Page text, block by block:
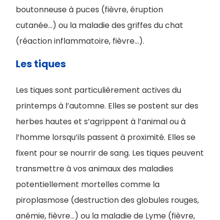
boutonneuse à puces (fièvre, éruption
cutanée...) ou la maladie des griffes du chat
(réaction inflammatoire, fièvre...).
Les tiques
Les tiques sont particulièrement actives du
printemps à l’automne. Elles se postent sur des
herbes hautes et s’agrippent à l’animal ou à
l’homme lorsqu’ils passent à proximité. Elles se
fixent pour se nourrir de sang. Les tiques peuvent
transmettre à vos animaux des maladies
potentiellement mortelles comme la
piroplasmose (destruction des globules rouges,
anémie, fièvre...) ou la maladie de Lyme (fièvre,